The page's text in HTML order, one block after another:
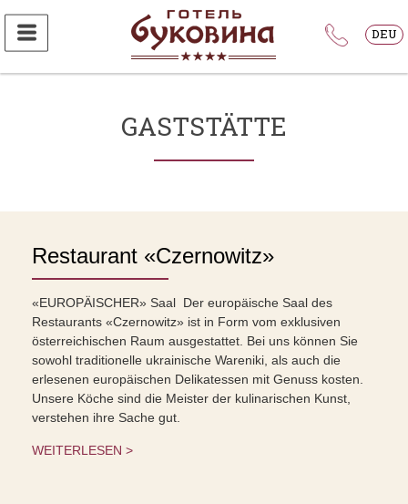
DEU
GASTSTÄTTE
Restaurant «Czernowitz»
«EUROPÄISCHER» Saal Der europäische Saal des
Restaurants «Czernowitz» ist in Form vom exklusiven
österreichischen Raum ausgestattet. Bei uns können Sie
sowohl traditionelle ukrainische Wareniki, als auch die
erlesenen europäischen Delikatessen mit Genuss kosten.
Unsere Köche sind die Meister der kulinarischen Kunst,
verstehen ihre Sache gut.
WEITERLESEN >